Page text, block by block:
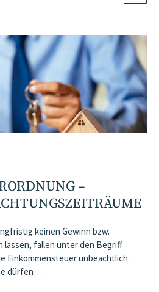
–
keinen Gewinn bzw.
lassen, fallen unter den Begriff
Einkommensteuer unbeachtlich.
dürfen…